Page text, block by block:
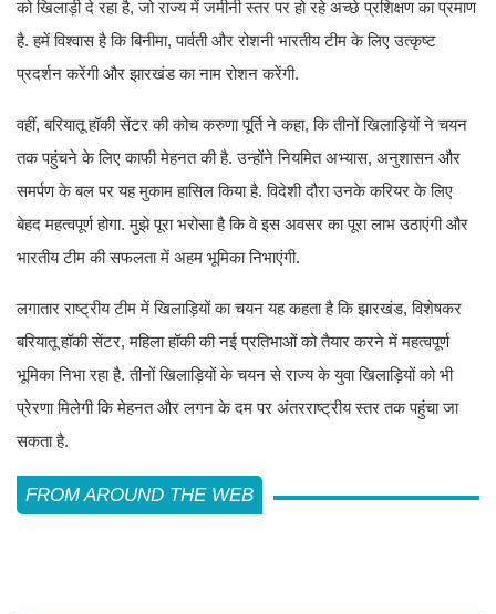
को खिलाड़ी दे रहा है, जो राज्य में जमीनी स्तर पर हो रहे अच्छे प्रशिक्षण का प्रमाण
है. हमें विश्वास है कि बिनीमा, पार्वती और रोशनी भारतीय टीम के लिए उत्कृष्ट
प्रदर्शन करेंगी और झारखंड का नाम रोशन करेंगी.
वहीं, बरियातू हॉकी सेंटर की कोच करुणा पूर्ति ने कहा, कि तीनों खिलाड़ियों ने चयन
तक पहुंचने के लिए काफी मेहनत की है. उन्होंने नियमित अभ्यास, अनुशासन और
समर्पण के बल पर यह मुकाम हासिल किया है. विदेशी दौरा उनके करियर के लिए
बेहद महत्वपूर्ण होगा. मुझे पूरा भरोसा है कि वे इस अवसर का पूरा लाभ उठाएंगी और
भारतीय टीम की सफलता में अहम भूमिका निभाएंगी.
लगातार राष्ट्रीय टीम में खिलाड़ियों का चयन यह कहता है कि झारखंड, विशेषकर
बरियातू हॉकी सेंटर, महिला हॉकी की नई प्रतिभाओं को तैयार करने में महत्वपूर्ण
भूमिका निभा रहा है. तीनों खिलाड़ियों के चयन से राज्य के युवा खिलाड़ियों को भी
प्रेरणा मिलेगी कि मेहनत और लगन के दम पर अंतरराष्ट्रीय स्तर तक पहुंचा जा
सकता है.
FROM AROUND THE WEB